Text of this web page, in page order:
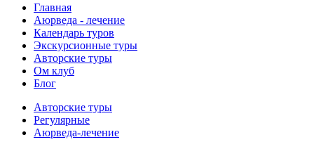
Главная
Аюрведа - лечение
Календарь туров
Экскурсионные туры
Авторские туры
Ом клуб
Блог
Авторские туры
Регулярные
Аюрведа-лечение